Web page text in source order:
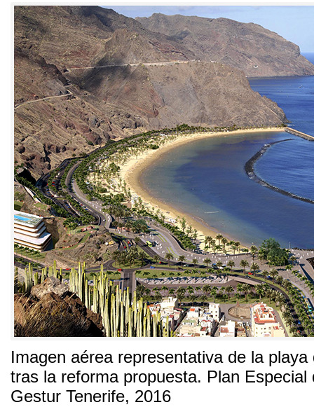
Imagen aérea representativa de la playa
tras la reforma propuesta. Plan Especial
Gestur Tenerife, 2016